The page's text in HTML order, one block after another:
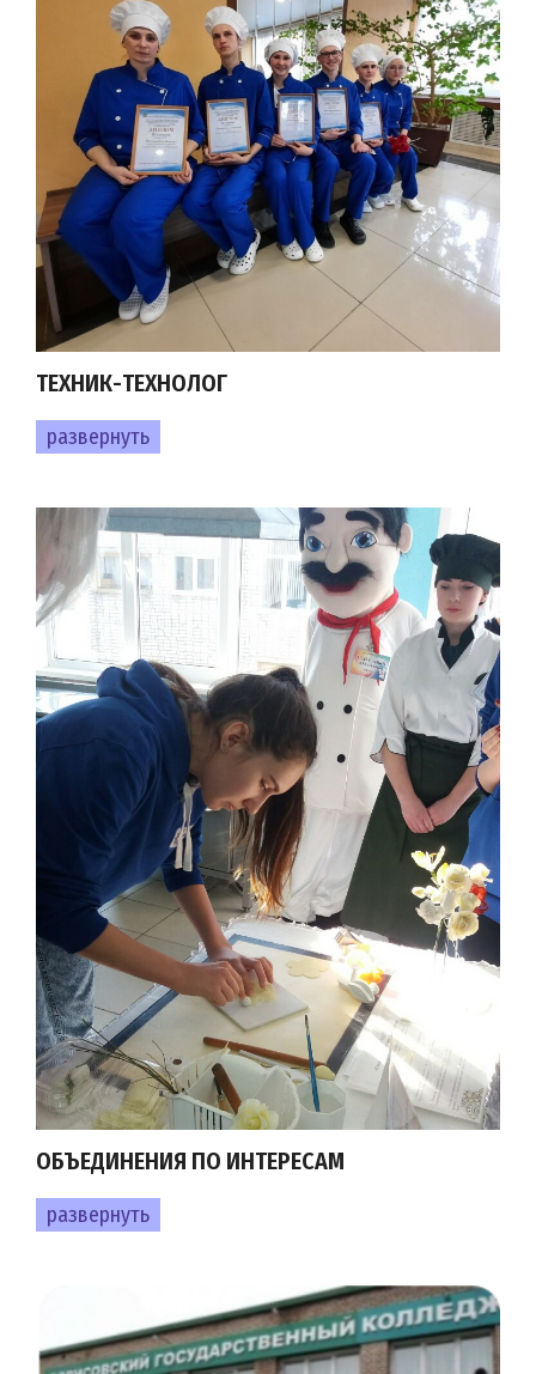
ТЕХНИК-ТЕХНОЛОГ
развернуть
ОБЪЕДИНЕНИЯ ПО ИНТЕРЕСАМ
развернуть